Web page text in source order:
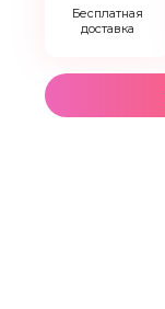
Бесплатная
доставка